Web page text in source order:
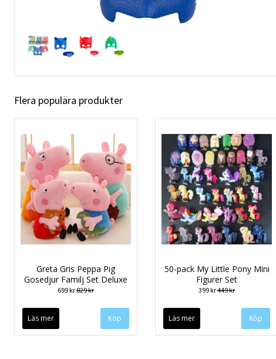
Flera populära produkter
Greta Gris Peppa Pig
Gosedjur Familj Set Deluxe
699 kr829 kr
Läs mer
50-pack My Little Pony Mini
Figurer Set
399 kr449 kr
Läs mer